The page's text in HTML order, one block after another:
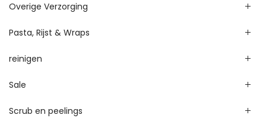
Overige Verzorging
Pasta, Rijst & Wraps
reinigen
Sale
Scrub en peelings